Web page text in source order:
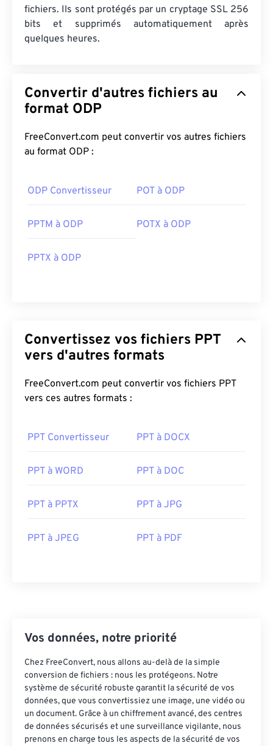
fichiers. Ils sont protégés par un cryptage SSL 256
bits et supprimés automatiquement après
quelques heures.
Convertir d'autres fichiers au
format ODP
FreeConvert.com peut convertir vos autres fichiers
au format ODP :
ODP Convertisseur POT à ODP
PPTM à ODP POTX à ODP
PPTX à ODP
Convertissez vos fichiers PPT
vers d'autres formats
FreeConvert.com peut convertir vos fichiers PPT
vers ces autres formats :
PPT Convertisseur PPT à DOCX
PPT à WORD PPT à DOC
PPT à PPTX PPT à JPG
PPT à JPEG PPT à PDF
Vos données, notre priorité
Chez FreeConvert, nous allons au-delà de la simple
conversion de fichiers : nous les protégeons. Notre
système de sécurité robuste garantit la sécurité de vos
données, que vous convertissiez une image, une vidéo ou
un document. Grâce à un chiffrement avancé, des centres
de données sécurisés et une surveillance vigilante, nous
prenons en charge tous les aspects de la sécurité de vos